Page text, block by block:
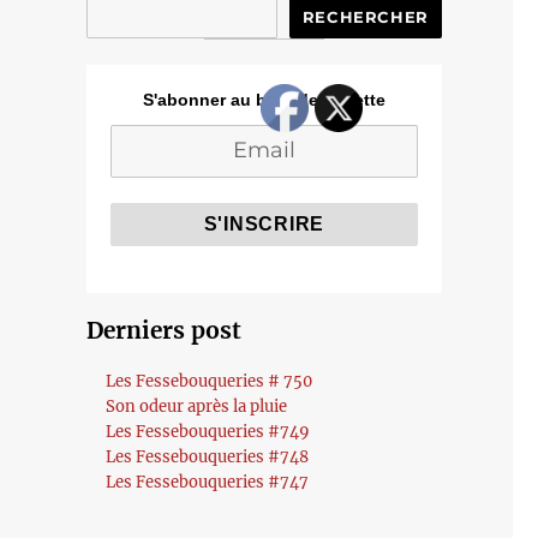
RECHERCHER
S'abonner au blog de Cozette
Derniers post
Les Fessebouqueries # 750
Son odeur après la pluie
Les Fessebouqueries #749
Les Fessebouqueries #748
Les Fessebouqueries #747